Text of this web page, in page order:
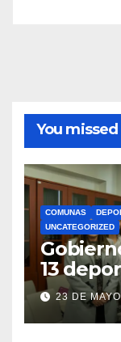
You missed
COMUNAS
UNCATEGORIZED
13
23 DE